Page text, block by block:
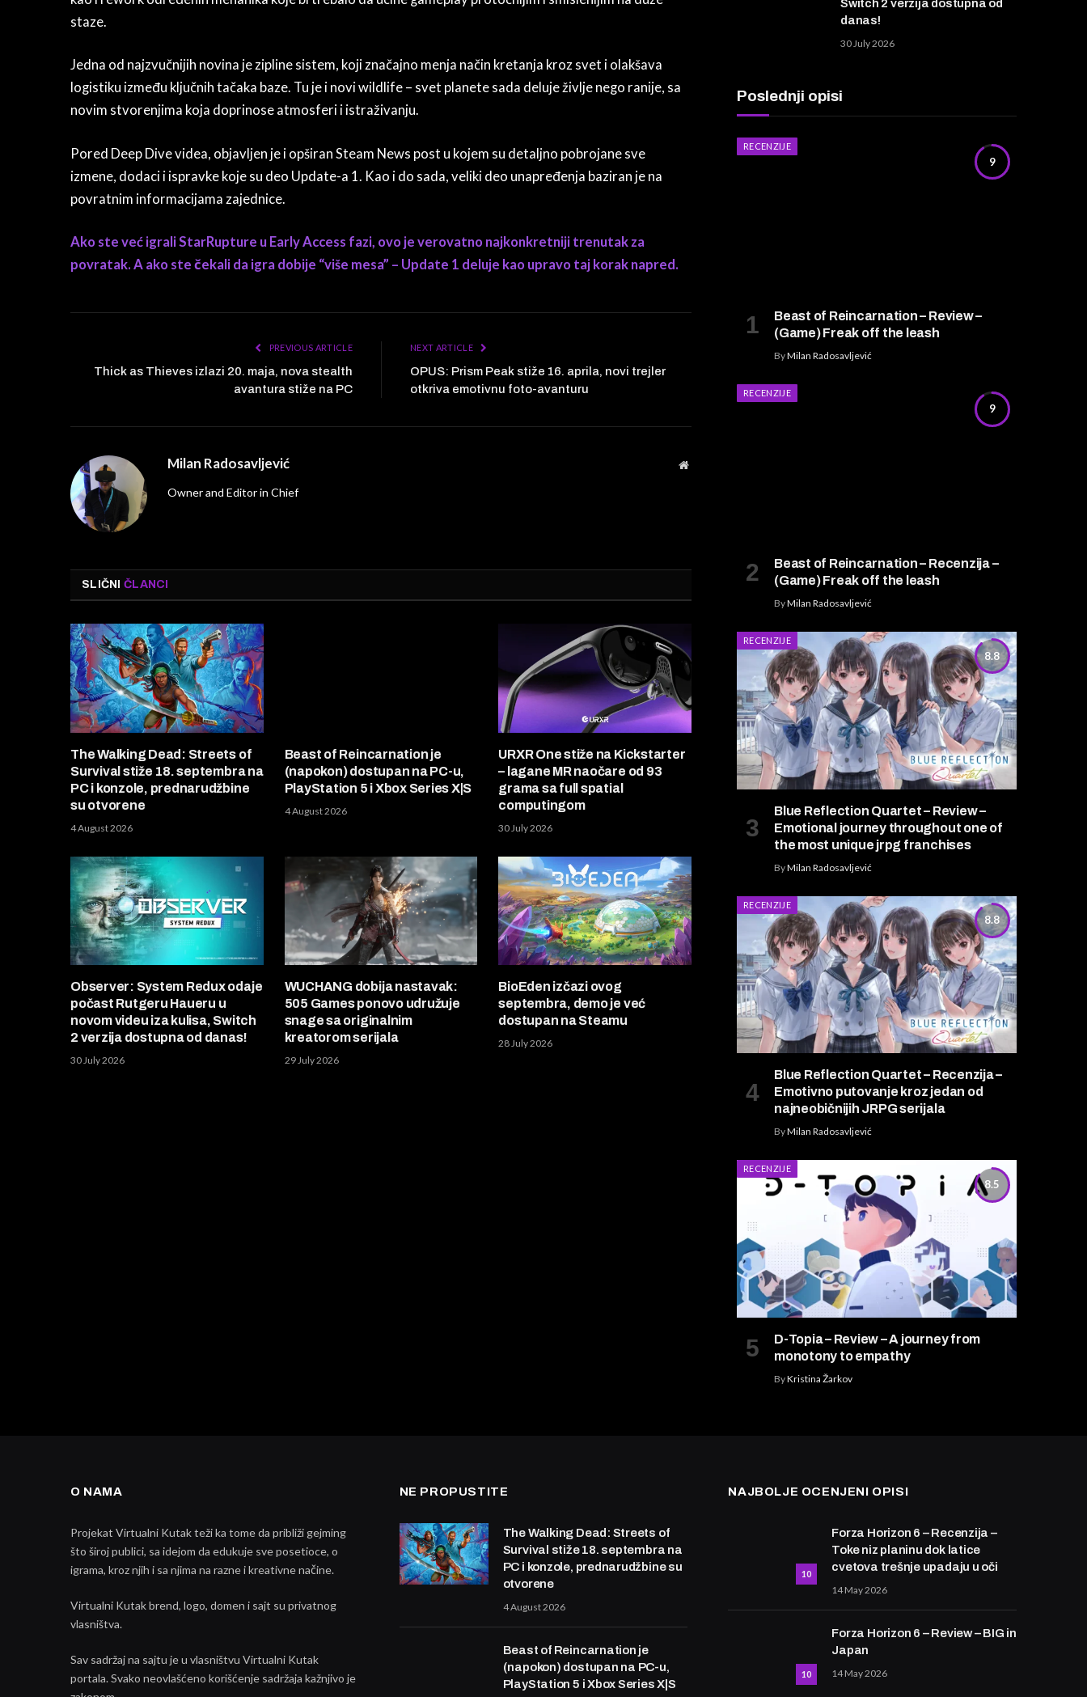
staze.
Jedna od najzvučnijih novina je zipline sistem, koji značajno menja način kretanja kroz svet i olakšava
logistiku između ključnih tačaka baze. Tu je i novi wildlife – svet planete sada deluje življe nego ranije, sa
novim stvorenjima koja doprinose atmosferi i istraživanju.
Pored Deep Dive videa, objavljen je i opširan Steam News post u kojem su detaljno pobrojane sve
izmene, dodaci i ispravke koje su deo Update-a 1. Kao i do sada, veliki deo unapređenja baziran je na
povratnim informacijama zajednice.
Ako ste već igrali StarRupture u Early Access fazi, ovo je verovatno najkonkretniji trenutak za
povratak. A ako ste čekali da igra dobije “više mesa” – Update 1 deluje kao upravo taj korak napred.
PREVIOUS ARTICLE
Thick as Thieves izlazi 20. maja, nova stealth
avantura stiže na PC
NEXT ARTICLE
OPUS: Prism Peak stiže 16. aprila, novi trejler
otkriva emotivnu foto-avanturu
Milan Radosavljević Website
Owner and Editor in Chief
SLIČNI ČLANCI
The Walking Dead: Streets of
Survival stiže 18. septembra na
PC i konzole, prednarudžbine
su otvorene
4 August 2026
Beast of Reincarnation je
(napokon) dostupan na PC-u,
PlayStation 5 i Xbox Series X|S
4 August 2026
URXR One stiže na Kickstarter
– lagane MR naočare od 93
grama sa full spatial
computingom
30 July 2026
Observer: System Redux odaje
počast Rutgeru Haueru u
novom videu iza kulisa, Switch
2 verzija dostupna od danas!
30 July 2026
WUCHANG dobija nastavak:
505 Games ponovo udružuje
snage sa originalnim
kreatorom serijala
29 July 2026
BioEden izčazi ovog
septembra, demo je već
dostupan na Steamu
28 July 2026
Switch 2 verzija dostupna od
danas!
30 July 2026
Poslednji opisi
9
RECENZIJE
Beast of Reincarnation – Review –
(Game) Freak off the leash
ByMilan Radosavljević
9
RECENZIJE
Beast of Reincarnation – Recenzija –
(Game) Freak off the leash
ByMilan Radosavljević
8.8
RECENZIJE
Blue Reflection Quartet – Review –
Emotional journey throughout one of
the most unique jrpg franchises
ByMilan Radosavljević
8.8
RECENZIJE
Blue Reflection Quartet – Recenzija –
Emotivno putovanje kroz jedan od
najneobičnijih JRPG serijala
ByMilan Radosavljević
8.5
RECENZIJE
D-Topia – Review – A journey from
monotony to empathy
ByKristina Žarkov
O NAMA
Projekat Virtualni Kutak teži ka tome da približi gejming
što široj publici, sa idejom da edukuje sve posetioce, o
igrama, kroz njih i sa njima na razne i kreativne načine.
Virtualni Kutak brend, logo, domen i sajt su privatnog
vlasništva.
Sav sadržaj na sajtu je u vlasništvu Virtualni Kutak
portala. Svako neovlašćeno korišćenje sadržaja kažnjivo je
NE PROPUSTITE
The Walking Dead: Streets of
Survival stiže 18. septembra na
PC i konzole, prednarudžbine su
otvorene
4 August 2026
Beast of Reincarnation je
(napokon) dostupan na PC-u,
PlayStation 5 i Xbox Series X|S
NAJBOLJE OCENJENI OPISI
10
Forza Horizon 6 – Recenzija –
Toke niz planinu dok latice
cvetova trešnje upadaju u oči
14 May 2026
10
Forza Horizon 6 – Review – BIG in
Japan
14 May 2026